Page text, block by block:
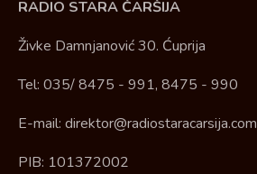
RADIO STARA ČARŠIJA
Živke Damnjanović 30. Ćuprija
Tel: 035/ 8475 - 991, 8475 - 990
E-mail: direktor@radiostaracarsija.com
PIB: 101372002